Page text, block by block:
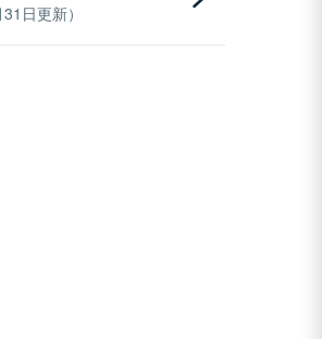
日更新）